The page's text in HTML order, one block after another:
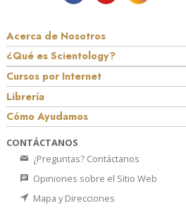
Acerca de Nosotros
¿Qué es Scientology?
Cursos por Internet
Librería
Cómo Ayudamos
CONTÁCTANOS
¿Preguntas? Contáctanos
Opiniones sobre el Sitio Web
Mapa y Direcciones